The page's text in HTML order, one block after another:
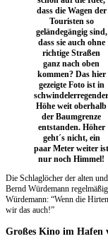
dass die Wagen der
Touristen so
geländegängig sind,
dass sie auch ohne
richtige Straßen
ganz nach oben
kommen? Das hier
gezeigte Foto ist in
schwindelerregender
Höhe weit oberhalb
der Baumgrenze
entstanden. Höher
geht´s nicht, ein
paar Meter weiter ist
nur noch Himmel!
Die Schlaglöcher der alten
Bernd Würdemann
Würdemann: “Wenn die
wir das auch!”
Großes Kino im Hafen